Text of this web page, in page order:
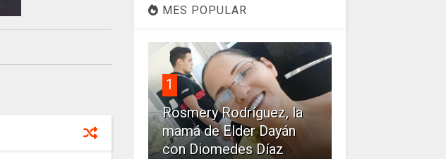
MES POPULAR
1
Rosmery Rodríguez, la
mamá de Elder Dayán
con Diomedes Díaz